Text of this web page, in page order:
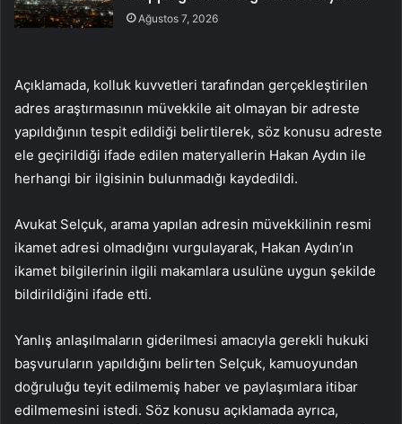
Ağustos 7, 2026
Açıklamada, kolluk kuvvetleri tarafından gerçekleştirilen
adres araştırmasının müvekkile ait olmayan bir adreste
yapıldığının tespit edildiği belirtilerek, söz konusu adreste
ele geçirildiği ifade edilen materyallerin Hakan Aydın ile
herhangi bir ilgisinin bulunmadığı kaydedildi.
Avukat Selçuk, arama yapılan adresin müvekkilinin resmi
ikamet adresi olmadığını vurgulayarak, Hakan Aydın’ın
ikamet bilgilerinin ilgili makamlara usulüne uygun şekilde
bildirildiğini ifade etti.
Yanlış anlaşılmaların giderilmesi amacıyla gerekli hukuki
başvuruların yapıldığını belirten Selçuk, kamuoyundan
doğruluğu teyit edilmemiş haber ve paylaşımlara itibar
edilmemesini istedi. Söz konusu açıklamada ayrıca,